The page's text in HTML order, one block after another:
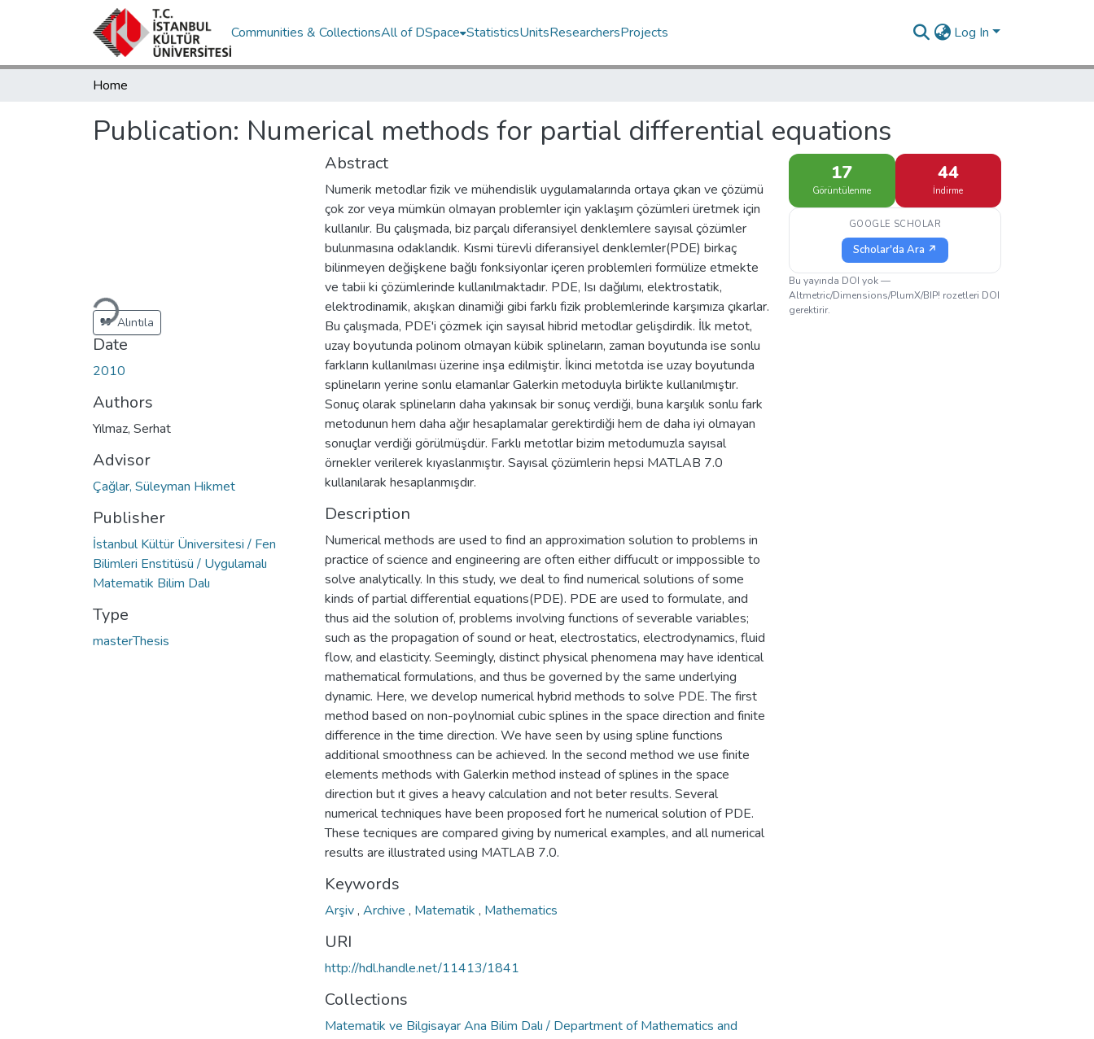
Communities & CollectionsAll of DSpace StatisticsUnitsResearchersProjects Log In
Home
Publication: Numerical methods for partial differential equations
Loading...
Alıntıla
Date
2010
Authors
Yılmaz, Serhat
Advisor
Çağlar, Süleyman Hikmet
Publisher
İstanbul Kültür Üniversitesi / Fen
Bilimleri Enstitüsü / Uygulamalı
Matematik Bilim Dalı
Type
masterThesis
Abstract
Numerik metodlar fizik ve mühendislik uygulamalarında ortaya çıkan ve çözümü
çok zor veya mümkün olmayan problemler için yaklaşım çözümleri üretmek için
kullanılır. Bu çalışmada, biz parçalı diferansiyel denklemlere sayısal çözümler
bulunmasına odaklandık. Kısmi türevli diferansiyel denklemler(PDE) birkaç
bilinmeyen değişkene bağlı fonksiyonlar içeren problemleri formülize etmekte
ve tabii ki çözümlerinde kullanılmaktadır. PDE, Isı dağılımı, elektrostatik,
elektrodinamik, akışkan dinamiği gibi farklı fizik problemlerinde karşımıza çıkarlar.
Bu çalışmada, PDE'i çözmek için sayısal hibrid metodlar gelişdirdik. İlk metot,
uzay boyutunda polinom olmayan kübik splineların, zaman boyutunda ise sonlu
farkların kullanılması üzerine inşa edilmiştir. İkinci metotda ise uzay boyutunda
splineların yerine sonlu elamanlar Galerkin metoduyla birlikte kullanılmıştır.
Sonuç olarak splineların daha yakınsak bir sonuç verdiği, buna karşılık sonlu fark
metodunun hem daha ağır hesaplamalar gerektirdiği hem de daha iyi olmayan
sonuçlar verdiği görülmüşdür. Farklı metotlar bizim metodumuzla sayısal
örnekler verilerek kıyaslanmıştır. Sayısal çözümlerin hepsi MATLAB 7.0
kullanılarak hesaplanmışdır.
Description
Numerical methods are used to find an approximation solution to problems in
practice of science and engineering are often either diffucult or imppossible to
solve analytically. In this study, we deal to find numerical solutions of some
kinds of partial differential equations(PDE). PDE are used to formulate, and
thus aid the solution of, problems involving functions of severable variables;
such as the propagation of sound or heat, electrostatics, electrodynamics, fluid
flow, and elasticity. Seemingly, distinct physical phenomena may have identical
mathematical formulations, and thus be governed by the same underlying
dynamic. Here, we develop numerical hybrid methods to solve PDE. The first
method based on non-poylnomial cubic splines in the space direction and finite
difference in the time direction. We have seen by using spline functions
additional smoothness can be achieved. In the second method we use finite
elements methods with Galerkin method instead of splines in the space
direction but ıt gives a heavy calculation and not beter results. Several
numerical techniques have been proposed fort he numerical solution of PDE.
These tecniques are compared giving by numerical examples, and all numerical
results are illustrated using MATLAB 7.0.
Keywords
Arşiv, Archive , Matematik , Mathematics
URI
http://hdl.handle.net/11413/1841
Collections
Matematik ve Bilgisayar Ana Bilim Dalı / Department of Mathematics and
17
Görüntülenme
44
İndirme
GOOGLE SCHOLAR
Scholar'da Ara ↗
Bu yayında DOI yok —
Altmetric/Dimensions/PlumX/BIP! rozetleri DOI
gerektirir.